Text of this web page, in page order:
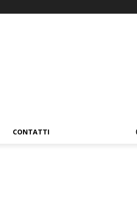
CONTATTI